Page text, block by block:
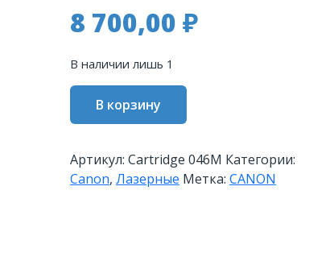
8 700,00 ₽
В наличии лишь 1
Количество
товара
CANON
046
M
В корзину
Артикул: Cartridge 046M Категории:
Canon, Лазерные Метка: CANON